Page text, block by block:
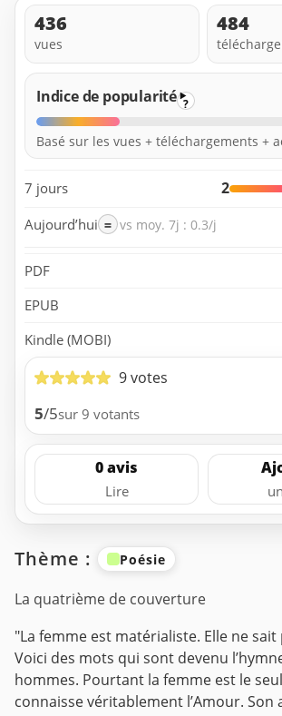
436
vues
484
Indice de popularité ?
Basé sur les vues + téléchargements +
7 jours 2
Aujourd’hui = vs moy. 7j : 0.3/j
PDF
EPUB
Kindle (MOBI)
9 votes
5/5sur 9 votants
0 avis
Lire
Thème : Poésie
La quatrième de couverture
"La femme est matérialiste. Elle ne sait
Voici des mots qui sont devenu
hommes. Pourtant la femme est le
connaisse véritablement l’Amour. Son